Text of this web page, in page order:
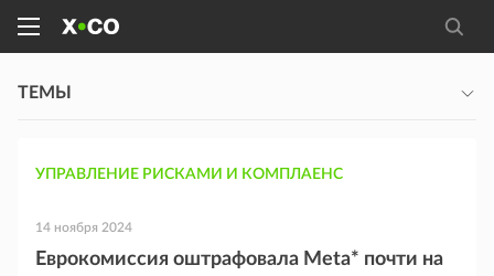
ТЕМЫ
УПРАВЛЕНИЕ РИСКАМИ И КОМПЛАЕНС
14 ноября 2024
Еврокомиссия оштрафовала Meta* почти на